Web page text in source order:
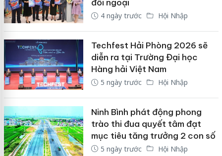
đối ngoại
4 ngày trước Hội Nhập
Techfest Hải Phòng 2026 sẽ
diễn ra tại Trường Đại học
Hàng hải Việt Nam
5 ngày trước Hội Nhập
Ninh Bình phát động phong
trào thi đua quyết tâm đạt
mục tiêu tăng trưởng 2 con số
5 ngày trước Hội Nhập